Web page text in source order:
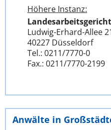
Höhere Instanz:
Ludwig-Erhard-Allee
40227 Düsseldorf
Tel.: 0211/7770-0
Fax.: 0211/7770-2199
Anwälte in